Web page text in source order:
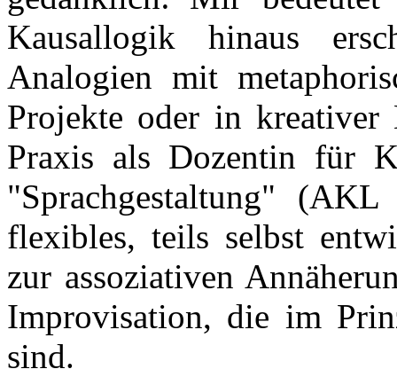
Kausallogik hinaus
Analogien mit
Projekte oder in kreativer
Praxis als Dozentin für
"Sprachgestaltung"
flexibles, teils selbst
zur assoziativen
Improvisation, die im
sind.